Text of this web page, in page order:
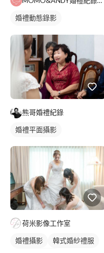
婚禮動態錄影
熊哥婚禮紀錄
婚禮平面攝影
荷米影像工作室
婚禮攝影
韓式婚紗禮服